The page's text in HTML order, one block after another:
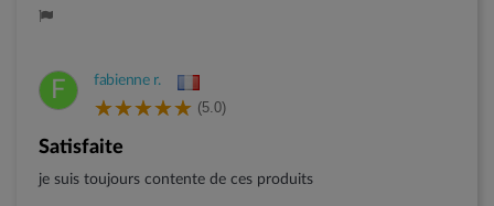
F fabienne r.
(5.0)
satisfaite
je suis toujours contente de ces produits